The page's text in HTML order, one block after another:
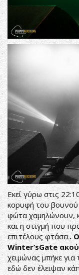
Εκεί γύρω στις
κορυφή του βουνού
φώτα χαμηλώνουν,
και η στιγμή που
επιτέλους φτάσει.
Winter’sGate
χειμώνας μπήκε
εδώ δεν έλειψαν